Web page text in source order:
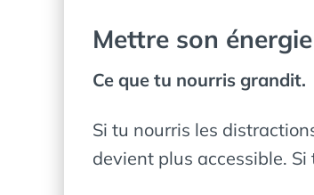
Mettre son
Ce que tu nourris grandit.
Si tu nourris les
devient plus accessible.